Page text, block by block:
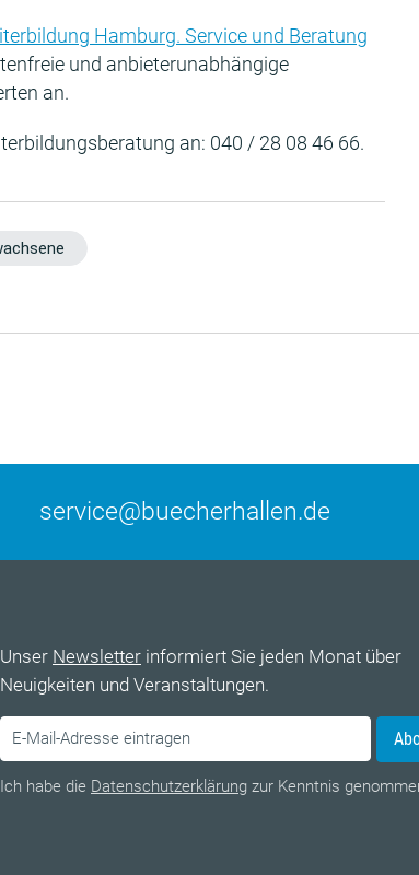
Hamburg. Service und Beratung
und anbieterunabhängige
an.
an: 040 / 28 08 46 66.
service@buecherhallen.de
Unser Newsletter informiert Sie jeden Monat über
Neuigkeiten und Veranstaltungen.
Ich habe die Datenschutzerklärung zur Kenntnis